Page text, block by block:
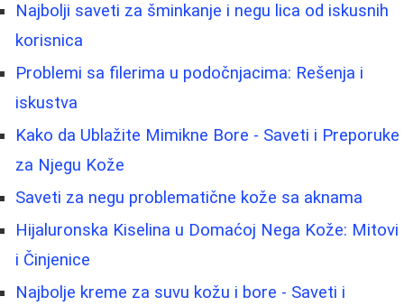
Najbolji saveti za šminkanje i negu lica od iskusnih
korisnica
Problemi sa filerima u podočnjacima: Rešenja i
iskustva
Kako da Ublažite Mimikne Bore - Saveti i Preporuke
za Njegu Kože
Saveti za negu problematične kože sa aknama
Hijaluronska Kiselina u Domaćoj Nega Kože: Mitovi
i Činjenice
Najbolje kreme za suvu kožu i bore - Saveti i